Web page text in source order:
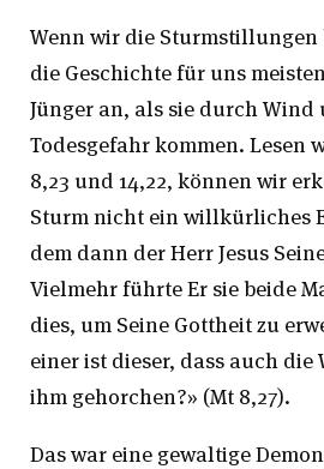
Wenn wir die
die Geschichte für uns
Jünger an, als sie durch Wind
Todesgefahr kommen. Lesen
8,23 und 14,22, können wir
Sturm nicht ein willkürliches
dem dann der Herr Jesus
Vielmehr führte Er sie beide
dies, um Seine Gottheit zu
einer ist dieser, dass auch die
ihm gehorchen?» (Mt 8,27).
Das war eine gewaltige